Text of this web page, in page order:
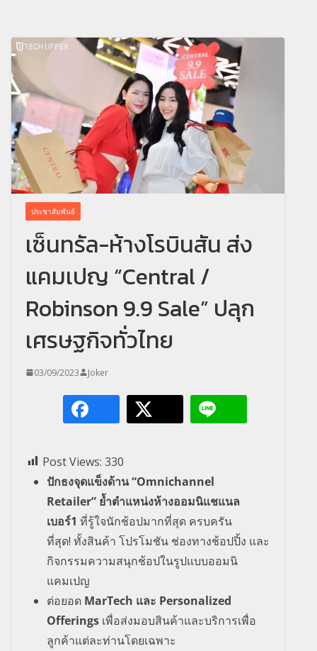
ประชาสัมพันธ์
เซ็นทรัล-ห้างโรบินสัน ส่ง
แคมเปญ “Central /
Robinson 9.9 Sale” ปลุก
เศรษฐกิจทั่วไทย
03/09/2023 Joker
Post Views: 330
ปักธงจุดแข็งด้าน“Omnichannel
Retailer” ย้ำตำแหน่งห้างออมนิแชแนล
เบอร์1 ที่รู้ใจนักช้อปมากที่สุด ครบครัน
ที่สุด! ทั้งสินค้า โปรโมชัน ช่องทางช้อปปิ้ง และ
กิจกรรมความสนุกช้อปในรูปแบบออมนิ
แคมเปญ
ต่อยอด MarTech และ Personalized
Offerings เพื่อส่งมอบสินค้าและบริการเพื่อ
ลูกค้าแต่ละท่านโดยเฉพาะ